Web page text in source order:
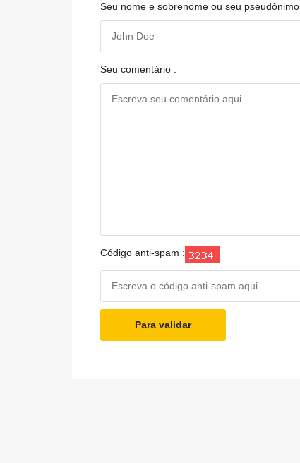
Seu nome e sobrenome ou seu pseudônimo
Seu comentário :
Código anti-spam :
Para validar